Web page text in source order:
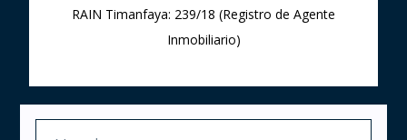
RAIN Timanfaya: 239/18 (Registro de Agente
Inmobiliario)